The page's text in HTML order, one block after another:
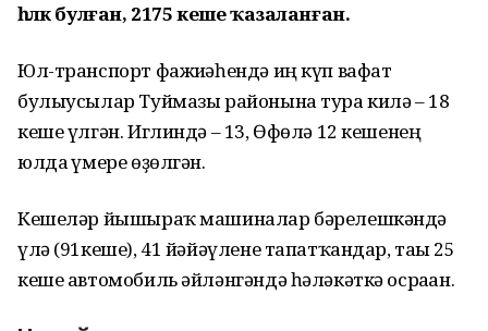
һәләк булған, 2175 кеше ҡазаланған.
Юл-транспорт фажиғәһендә иң күп вафат
булыусылар Туймазы районына тура килә – 18
кеше үлгән. Иглиндә – 13, Өфөлә 12 кешенең
юлда ғүмере өҙөлгән.
Кешеләр йышыраҡ машиналар бәрелешкәндә
үлә (91кеше), 41 йәйәүлене тапатҡандар, тағы 25
кеше автомобиль әйләнгәндә һәләкәткә осраған.